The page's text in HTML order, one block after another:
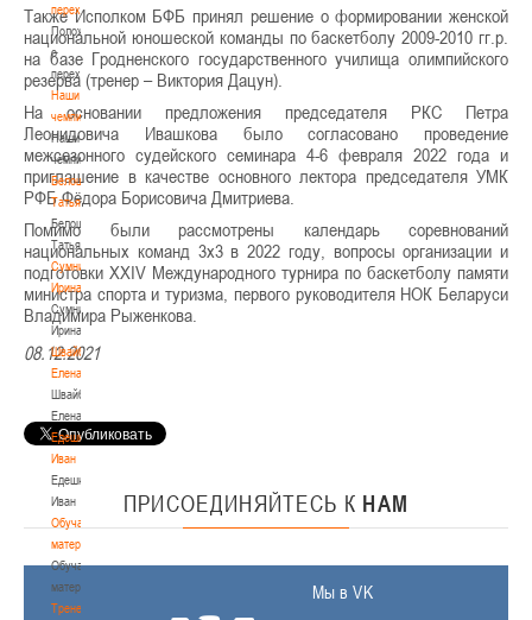
переходах
Положение
о
переходах
Наши
чемпионы
Наши
чемпионы
Белошапко
Татьяна
Белошапко
Татьяна
Сумникова
Ирина
Сумникова
Ирина
Швайбович
Елена
Швайбович
Елена
Едешко
Иван
Едешко
Иван
Обучающие
материалы
Обучающие
материалы
Тренерам
Также Исполком БФБ принял решение о формировании женской
национальной юношеской команды по баскетболу 2009-2010 гг.р.
на базе Гродненского государственного училища олимпийского
резерва (тренер – Виктория Дацун).
На основании предложения председателя РКС Петра
Леонидовича Ивашкова было согласовано проведение
межсезонного судейского семинара 4-6 февраля 2022 года и
приглашение в качестве основного лектора председателя УМК
РФБ Фёдора Борисовича Дмитриева.
Помимо были рассмотрены календарь соревнований
национальных команд 3х3 в 2022 году, вопросы организации и
подготовки XXIV Международного турнира по баскетболу памяти
министра спорта и туризма, первого руководителя НОК Беларуси
Владимира Рыженкова.
08.12.2021
ПРИСОЕДИНЯЙТЕСЬ К НАМ
Мы в VK